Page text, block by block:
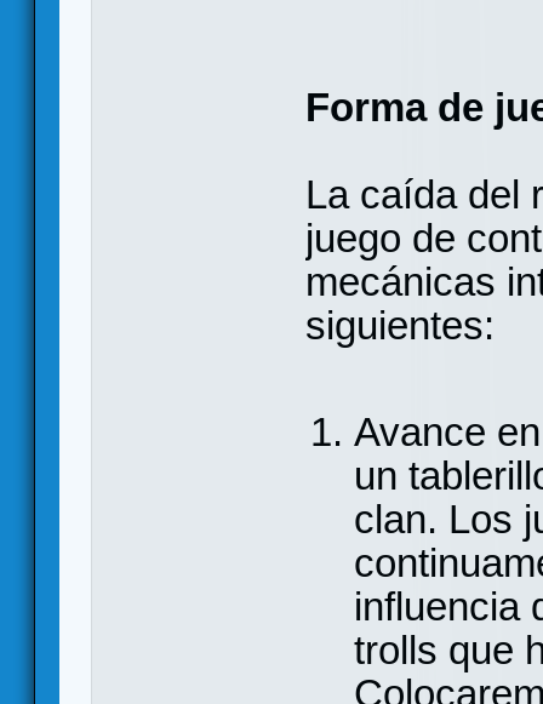
Forma de
La caída del
juego de
mecánicas
siguientes:
Avance
un
clan. Los
influencia
trolls que